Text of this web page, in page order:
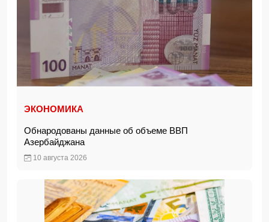
ЭКОНОМИКА
Обнародованы данные об объеме ВВП
Азербайджана
10 августа 2026